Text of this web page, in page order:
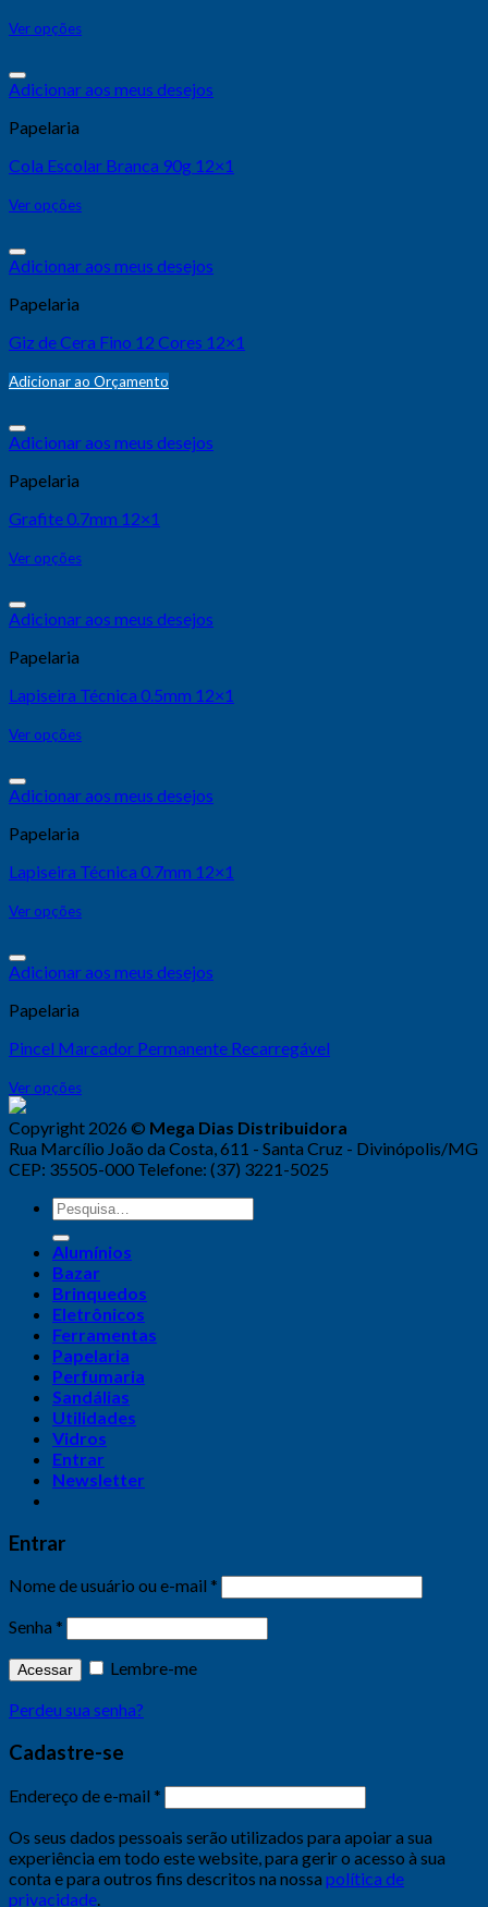
Ver opções
Adicionar aos meus desejos
Papelaria
Cola Escolar Branca 90g 12×1
Ver opções
Adicionar aos meus desejos
Papelaria
Giz de Cera Fino 12 Cores 12×1
Adicionar ao Orçamento
Adicionar aos meus desejos
Papelaria
Grafite 0.7mm 12×1
Ver opções
Adicionar aos meus desejos
Papelaria
Lapiseira Técnica 0.5mm 12×1
Ver opções
Adicionar aos meus desejos
Papelaria
Lapiseira Técnica 0.7mm 12×1
Ver opções
Adicionar aos meus desejos
Papelaria
Pincel Marcador Permanente Recarregável
Ver opções
Copyright 2026 © Mega Dias Distribuidora
Rua Marcílio João da Costa, 611 - Santa Cruz - Divinópolis/MG
CEP: 35505-000 Telefone: (37) 3221-5025
Alumínios
Bazar
Brinquedos
Eletrônicos
Ferramentas
Papelaria
Perfumaria
Sandálias
Utilidades
Vidros
Entrar
Newsletter
Entrar
Nome de usuário ou e-mail *
Senha *
Acessar
Lembre-me
Perdeu sua senha?
Cadastre-se
Endereço de e-mail *
Os seus dados pessoais serão utilizados para apoiar a sua
experiência em todo este website, para gerir o acesso à sua
conta e para outros fins descritos na nossa política de
privacidade.